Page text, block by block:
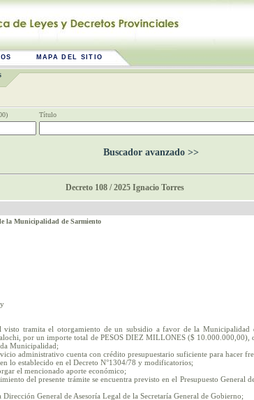
MAPA DEL SITIO
Título
Buscador avanzado >>
Decreto 108 / 2025 Ignacio Torres
la Municipalidad de Sarmiento
tramita el otorgamiento de un subsidio a favor de la Municipalidad
por un importe total de PESOS DIEZ MILLONES ($ 10.000.000,00),
Municipalidad;
administrativo cuenta con crédito presupuestario suficiente para hacer
lo establecido en el Decreto N°1304/78 y modificatorios;
el mencionado aporte económico;
del presente trámite se encuentra previsto en el Presupuesto General
General de Asesoría Legal de la Secretaría General de Gobierno;